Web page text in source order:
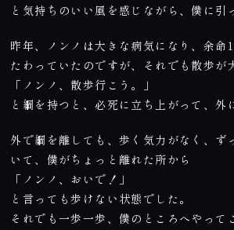
と気持ちのいい風を感じながら、僕に引
昨年、ノンノは大きな病気になり、余命 1
たわっていたのですが、それでも散歩が
「ノンノ、散歩行こう。」
と綱を持つと、必死に立ち上がって、外
外で綱を離しても、歩く気力がなく、ず
いて、僕がちょっと離れた所から
「ノンノ、おいで！」
と言っても歩けない状態でした。
それでも一歩一歩、僕のところへやって